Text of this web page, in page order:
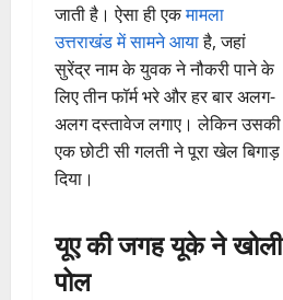
जाती है। ऐसा ही एकमामला
उत्तराखंड में सामने आयाहै, जहां
सुरेंद्र नाम के युवक ने नौकरी पाने के
लिए तीन फॉर्म भरे और हर बार अलग-
अलग दस्तावेज लगाए। लेकिन उसकी
एक छोटी सी गलती ने पूरा खेल बिगाड़
दिया।
यूए की जगह यूके ने खोली
पोल